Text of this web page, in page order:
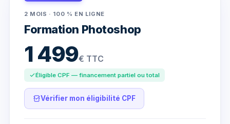
2 MOIS · 100 % EN LIGNE
Formation Photoshop
1 499€ TTC
Éligible CPF — financement partiel ou total
Vérifier mon éligibilité CPF